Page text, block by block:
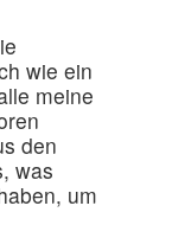
wie ein
meine
den
was
um